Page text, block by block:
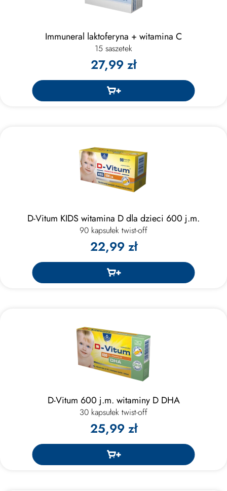
Immuneral laktoferyna + witamina C
15 saszetek
27,99 zł
D-Vitum KIDS witamina D dla dzieci 600 j.m.
90 kapsułek twist-off
22,99 zł
D-Vitum 600 j.m. witaminy D DHA
30 kapsułek twist-off
25,99 zł